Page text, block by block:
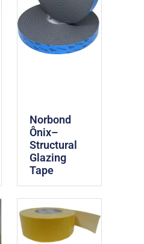
Norbond
Ônix–
Structural
Glazing
Tape